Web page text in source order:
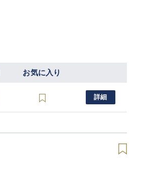
お気に入り
詳細